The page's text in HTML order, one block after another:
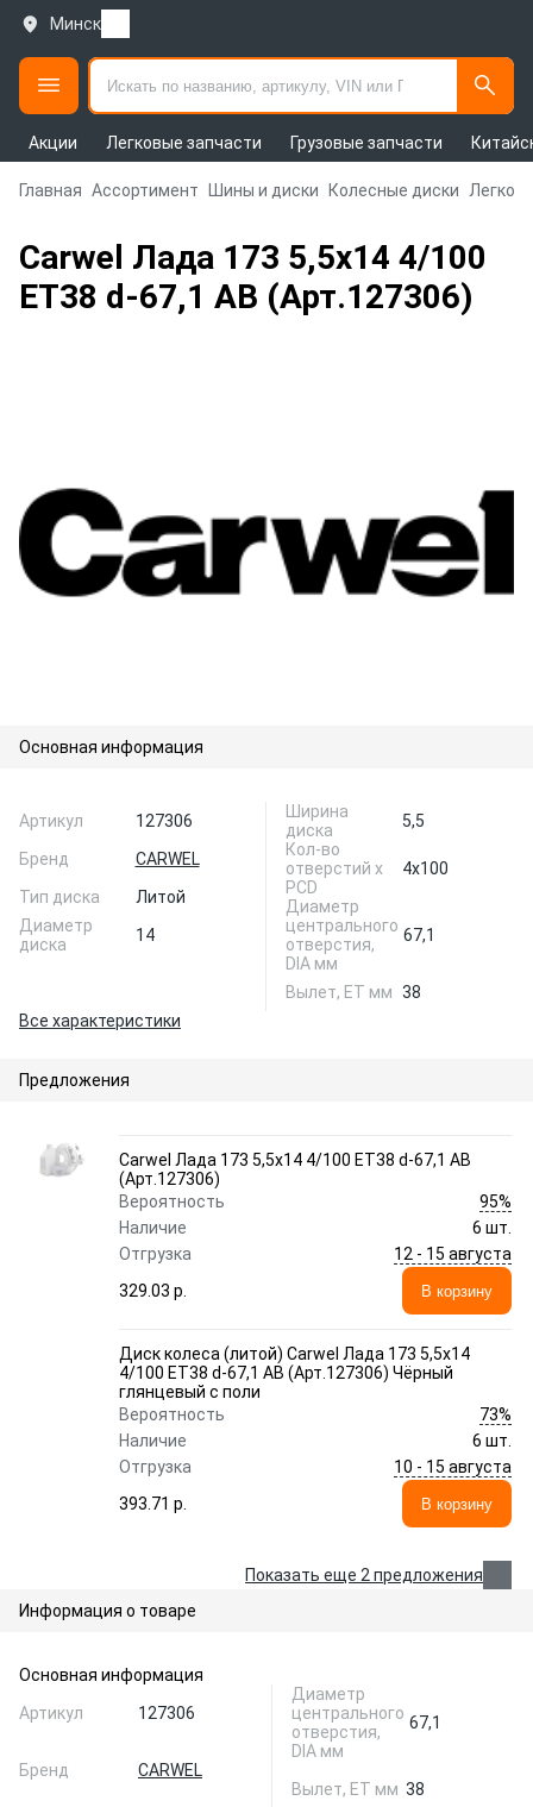
Минск
Акции Легковые запчасти Грузовые запчасти
Главная Ассортимент Шины и диски Колесные диски
Carwel Лада 173 5,5x14 4/100
ET38 d-67,1 AB (Арт.127306)
Основная информация
Артикул
127306
Бренд
CARWEL
Тип диска
Литой
Диаметр
диска
14
Ширина
диска
5,5
Кол-во
отверстий х
PCD
4x100
Диаметр
центрального
отверстия,
DIA мм
67,1
Вылет, ЕТ мм 38
Все характеристики
Предложения
Carwel Лада 173 5,5x14 4/100 ET38 d-67,1 AB
(Арт.127306)
Вероятность
95%
Наличие
6 шт.
Отгрузка
12 - 15 августа
329.03 p.
В корзину
Диск колеса (литой) Carwel Лада 173 5,5x14
4/100 ET38 d-67,1 AB (Арт.127306) Чёрный
глянцевый с поли
Вероятность
73%
Наличие
6 шт.
Отгрузка
10 - 15 августа
393.71 p.
В корзину
Показать еще 2 предложения
Информация о товаре
Основная информация
Артикул
127306
Бренд CARWEL
Диаметр
центрального
отверстия,
DIA мм
67,1
Вылет, ЕТ мм 38